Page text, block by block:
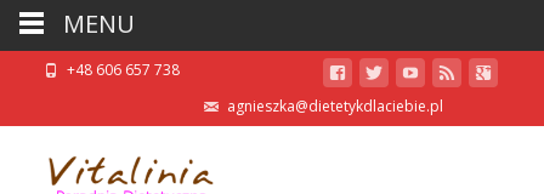
+48 606 657 738
agnieszka@dietetykdlaciebie.pl
MENU